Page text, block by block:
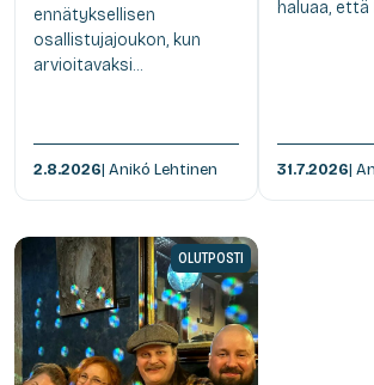
ennätyksellisen
osallistujajoukon, kun
arvioitavaksi...
2.8.2026| Anikó Lehtinen
haluaa, että
31.7.2026|
OLUTPOSTI